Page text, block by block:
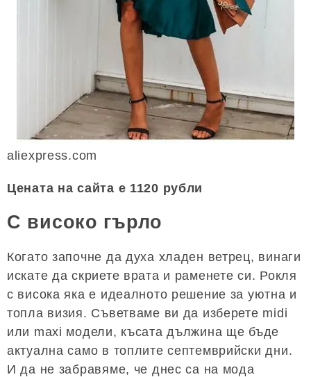
aliexpress.com
Цената на сайта е 1120 рубли
С високо гърло
Когато започне да духа хладен ветрец, винаги
искате да скриете врата и раменете си. Рокля
с висока яка е идеалното решение за уютна и
топла визия. Съветваме ви да изберете midi
или maxi модели, късата дължина ще бъде
актуална само в топлите септемврийски дни.
И да не забравяме, че днес са на мода